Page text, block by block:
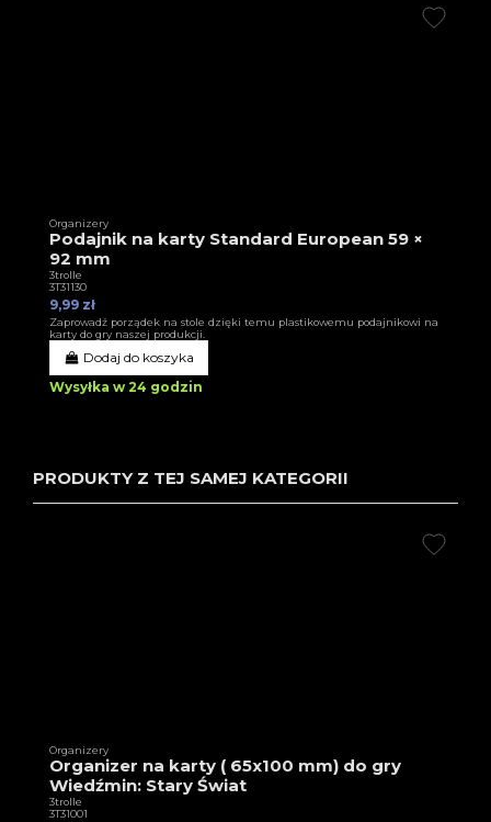
Organizery
Podajnik na karty Standard European 59 ×
92 mm
3trolle
3T31130
9,99 zł
Zaprowadź porządek na stole dzięki temu plastikowemu podajnikowi na
karty do gry naszej produkcji.
Dodaj do koszyka
Wysyłka w 24 godzin
PRODUKTY Z TEJ SAMEJ KATEGORII
Organizery
Organizer na karty ( 65x100 mm) do gry
Wiedźmin: Stary Świat
3trolle
3T31001